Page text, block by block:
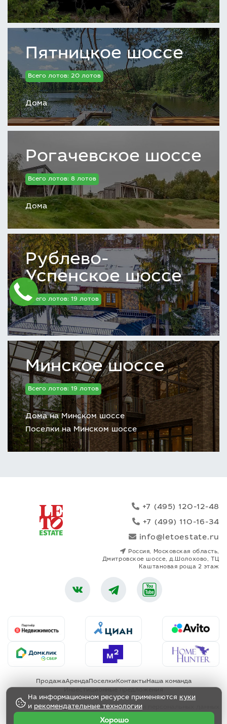
На информационном ресурсе применяются куки
и рекомендательные технологии
Хорошо
Пятницкое шоссе
Всего лотов: 20 лотов
Дома
Рогачевское шоссе
Всего лотов: 8 лотов
Дома
Рублево-
Успенское шоссе
Всего лотов: 19 лотов
Минское шоссе
Всего лотов: 19 лотов
Дома на Минском шоссе
Поселки на Минском шоссе
+7 (495) 120-12-48
+7 (499) 110-16-34
info@letoestate.ru
Россия, Московская область,
Дмитровское шоссе, д.Шолохово, ТЦ
Каштановая роща 2 этаж
ПродажаАрендаПоселкиКонтактыНаша команда
Политика обработки персональных данных